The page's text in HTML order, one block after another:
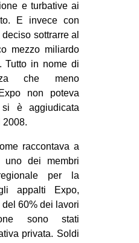
ORIENTE
Fb
e turbative ai
E invece con
sottrarre al
mezzo miliardo
Tutto in nome di
che meno
non poteva
è aggiudicata
2008.
raccontava a
uno dei membri
per la
appalti Expo,
60% dei lavori
sono stati
privata. Soldi